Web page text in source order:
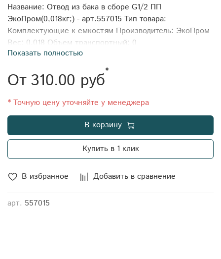
В избранное Добавить в сравнение
арт. 557015
Название: Отвод из бака в сборе G1/2 ПП
ЭкоПром(0,018кг;) - арт.557015 Тип товара:
Комплектующие к емкостям Производитель: ЭкоПром
Вес: 0,018 Объем транспортный: 0
Показать полностью
От310.00 руб*
* Точную цену уточняйте у менеджера
В корзину
Купить в 1 клик